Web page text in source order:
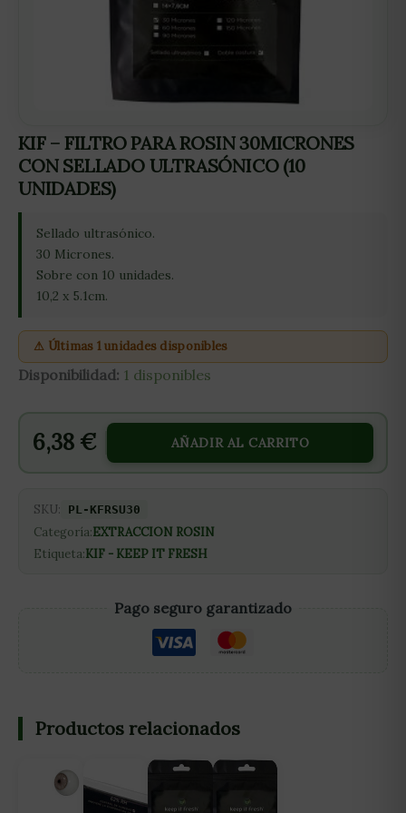
KIF – FILTRO PARA ROSIN 30MICRONES
CON SELLADO ULTRASÓNICO (10
UNIDADES)
Sellado ultrasónico.
30 Micrones.
Sobre con 10 unidades.
10,2 x 5.1cm.
⚠ Últimas 1 unidades disponibles
Disponibilidad: 1 disponibles
6,38 € AÑADIR AL CARRITO
SKU: PL-KFRSU30
Categoría:EXTRACCION ROSIN
Etiqueta:KIF - KEEP IT FRESH
Pago seguro garantizado
Productos relacionados